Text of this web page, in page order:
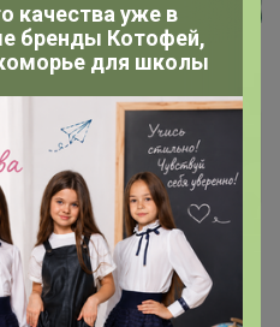
металический без ручки?
качества уже в
бренды Котофей,
для школы